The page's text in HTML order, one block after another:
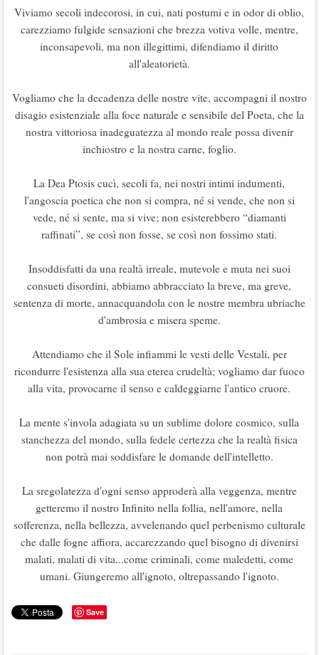
Viviamo secoli indecorosi, in cui, nati postumi e in odor di oblio,
carezziamo fulgide sensazioni che brezza votiva volle, mentre,
inconsapevoli, ma non illegittimi, difendiamo il diritto
all'aleatorietà.
Vogliamo che la decadenza delle nostre vite, accompagni il nostro
disagio esistenziale alla foce naturale e sensibile del Poeta, che la
nostra vittoriosa inadeguatezza al mondo reale possa divenir
inchiostro e la nostra carne, foglio.
La Dea Ptosis cucì, secoli fa, nei nostri intimi indumenti,
l'angoscia poetica che non si compra, né si vende, che non si
vede, né si sente, ma si vive; non esisterebbero “diamanti
raffinati”, se così non fosse, se così non fossimo stati.
Insoddisfatti da una realtà irreale, mutevole e muta nei suoi
consueti disordini, abbiamo abbracciato la breve, ma greve,
sentenza di morte, annacquandola con le nostre membra ubriache
d'ambrosia e misera speme.
Attendiamo che il Sole infiammi le vesti delle Vestali, per
ricondurre l'esistenza alla sua eterea crudeltà; vogliamo dar fuoco
alla vita, provocarne il senso e caldeggiarne l'antico cruore.
La mente s'invola adagiata su un sublime dolore cosmico, sulla
stanchezza del mondo, sulla fedele certezza che la realtà fisica
non potrà mai soddisfare le domande dell'intelletto.
La sregolatezza d'ogni senso approderà alla veggenza, mentre
getteremo il nostro Infinito nella follia, nell'amore, nella
sofferenza, nella bellezza, avvelenando quel perbenismo culturale
che dalle fogne affiora, accarezzando quel bisogno di divenirsi
malati, malati di vita...come criminali, come maledetti, come
umani. Giungeremo all'ignoto, oltrepassando l'ignoto.
Save